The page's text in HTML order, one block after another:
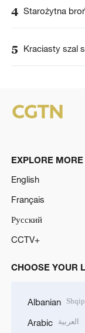
4 Starożytna
5 Kraciasty szal
EXPLORE MORE
English
Français
Русский
CCTV+
CHOOSE YOUR
Albanian Shqip
Arabic العربية